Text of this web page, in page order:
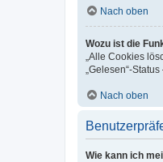
Nach oben
Wozu ist die
„Alle Cookies
„Gelesen“-
Nach oben
Wie kann ich